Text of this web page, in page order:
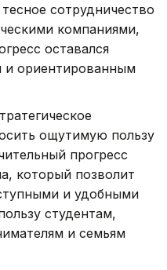
сотрудничество
компаниями,
оставался
и ориентированным
ощутимую пользу
прогресс
который позволит
и удобными
студентам,
и семьям